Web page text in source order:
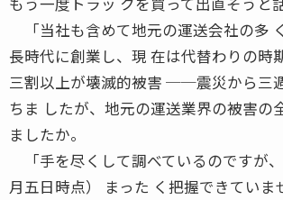
「当社も含めて地元の運送会社の多
長時代に創業し、現 在は代替わりの時
三割以上が壊滅的被害 ──震災から三
ちま したが、地元の運送業界の被害の
ましたか。
「手を尽くして調べているのですが
月五日時点） まった く把握できていま